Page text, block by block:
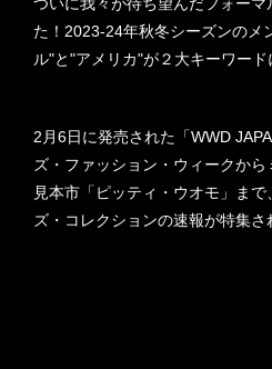
た！2023-24年秋冬シーズンのメ
ル"と"アメリカ"が２大キーワード
2月6日に発売された「WWD
ズ・ファッション・ウィークか
見本市「ピッティ・ウオモ」ま
ズ・コレクションの速報が特集さ